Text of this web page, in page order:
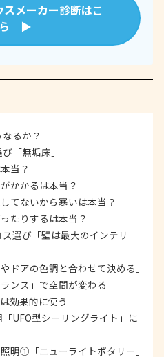
メーカー診断はこ
ら ▶
るか？
「無垢床」
当？
かかるは本当？
てないから寒いは本当？
たりするは本当？
選び「壁は最大のインテリ
ドアの色調と合わせて決める」
ンス」で空間が変わる
効果的に使う
UFO型シーリングライト」に
明①「ニューライトポタリー」